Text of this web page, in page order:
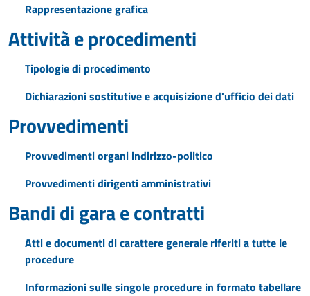
Rappresentazione grafica
Attività e procedimenti
Tipologie di procedimento
Dichiarazioni sostitutive e acquisizione d'ufficio dei dati
Provvedimenti
Provvedimenti organi indirizzo-politico
Provvedimenti dirigenti amministrativi
Bandi di gara e contratti
Atti e documenti di carattere generale riferiti a tutte le
procedure
Informazioni sulle singole procedure in formato tabellare